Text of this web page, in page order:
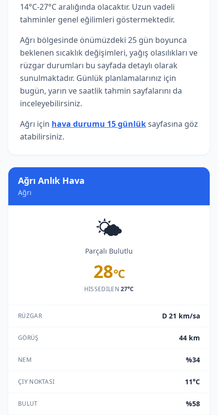
Ağrı Anlık Hava
Ağrı
🌤️
Parçalı Bulutlu
28°C
HISSEDILEN27°C
RÜZGAR D 21 km/sa
GÖRÜŞ 44 km
NEM %34
ÇIY NOKTASI 11°C
BULUT %58
14°C-27°C aralığında olacaktır. Uzun vadeli
tahminler genel eğilimleri göstermektedir.
Ağrı bölgesinde önümüzdeki 25 gün boyunca
beklenen sıcaklık değişimleri, yağış olasılıkları ve
rüzgar durumları bu sayfada detaylı olarak
sunulmaktadır. Günlük planlamalarınız için
bugün, yarın ve saatlik tahmin sayfalarını da
inceleyebilirsiniz.
Ağrı için hava durumu 15 günlüksayfasına göz
atabilirsiniz.